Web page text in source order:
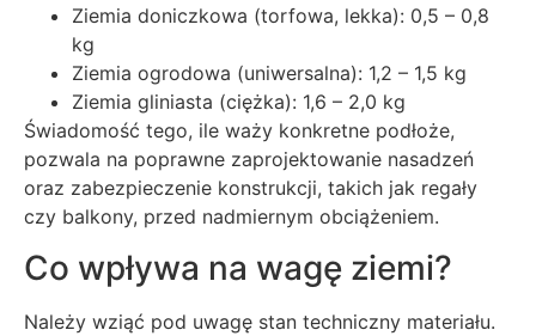
Ziemia doniczkowa (torfowa, lekka): 0,5 – 0,8
kg
Ziemia ogrodowa (uniwersalna): 1,2 – 1,5 kg
Ziemia gliniasta (ciężka): 1,6 – 2,0 kg
Świadomość tego, ile waży konkretne podłoże,
pozwala na poprawne zaprojektowanie nasadzeń
oraz zabezpieczenie konstrukcji, takich jak regały
czy balkony, przed nadmiernym obciążeniem.
Co wpływa na wagę ziemi?
Należy wziąć pod uwagę stan techniczny materiału.